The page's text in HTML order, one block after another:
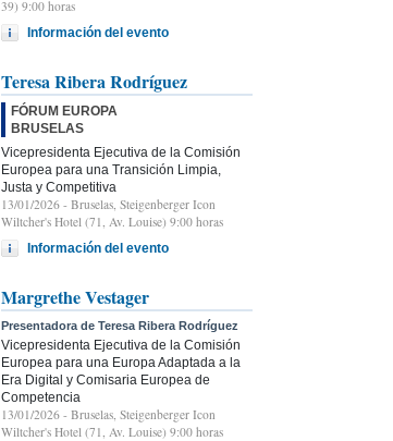
39) 9:00 horas
Información del evento
Teresa Ribera Rodríguez
FÓRUM EUROPA
BRUSELAS
Vicepresidenta Ejecutiva de la Comisión
Europea para una Transición Limpia,
Justa y Competitiva
13/01/2026 - Bruselas, Steigenberger Icon
Wiltcher's Hotel (71, Av. Louise) 9:00 horas
Información del evento
Margrethe Vestager
Presentadora de Teresa Ribera Rodríguez
Vicepresidenta Ejecutiva de la Comisión
Europea para una Europa Adaptada a la
Era Digital y Comisaria Europea de
Competencia
13/01/2026 - Bruselas, Steigenberger Icon
Wiltcher's Hotel (71, Av. Louise) 9:00 horas